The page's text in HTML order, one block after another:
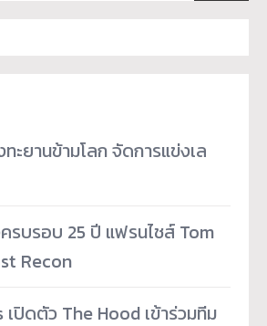
ทะยานข้ามโลก จัดการแข่งเล
รบรอบ 25 ปี แฟรนไชส์ Tom
Recon
ปิดตัว The Hood เข้าร่วมทีม